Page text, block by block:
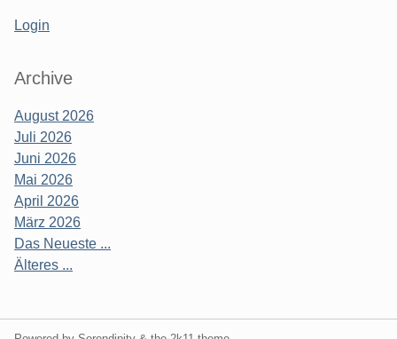
Login
Archive
August 2026
Juli 2026
Juni 2026
Mai 2026
April 2026
März 2026
Das Neueste ...
Älteres ...